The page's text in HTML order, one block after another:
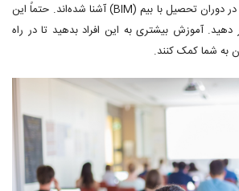
در این زمینه تجربه دارند یا در دوران تحصیل با بیم (BIM) آشنا شده‌اند. حتماً این
دهید. آموزش بیشتری به این افراد بدهید تا در راه
به شما کمک کنند.